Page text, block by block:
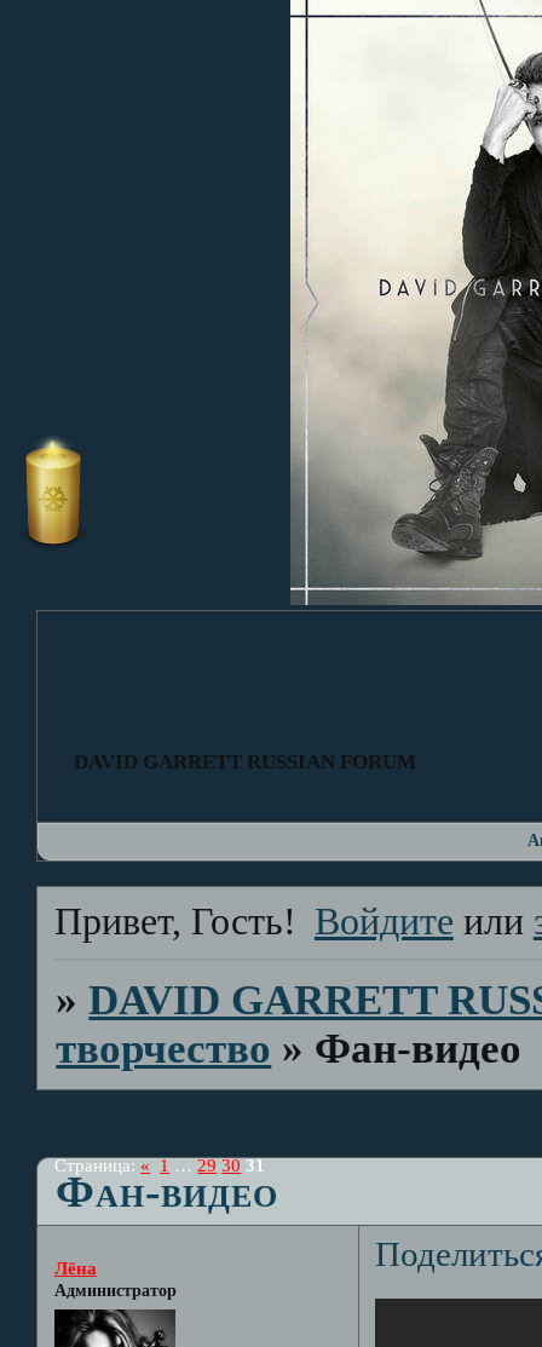
DAVID GARRETT RUSSIAN FORUM
Привет, Гость! Войдите или
»DAVID GARRETT
творчество » Фан-видео
Фан-видео
Страница:« 1 … 29 30 31
Лёна
Администратор